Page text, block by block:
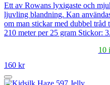
Ett av Rowans lyxigaste och
ljuvling blandning. Kan
om man stickar med dubbel
210 meter per 25 gram Stickor:
10
160 kr